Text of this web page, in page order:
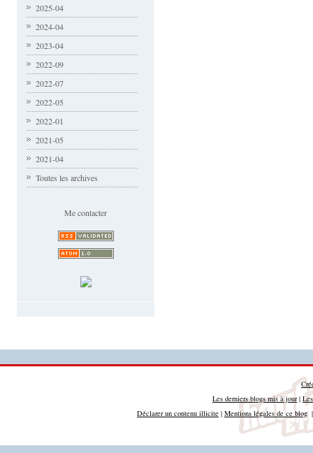
2025-04
2024-04
2023-04
2022-09
2022-07
2022-05
2022-01
2021-05
2021-04
Toutes les archives
Me contacter
Les derniers blogs mis à jour|
Déclarer un contenu illicite | Mentions légales de ce blog